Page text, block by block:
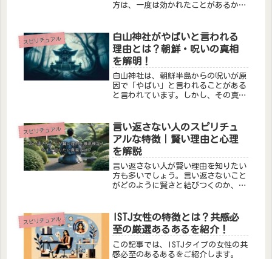
方は、一度は効かれたことがあるかも
きます。「歩く神様」「会うだけで幸
せになれる」とされていて、かなりの
人...
スピリチュアル
白山神社がやばいと言われる
理由とは？朝鮮・呪いの真相
を解明！
白山神社は、朝鮮半島からの呪いが原
因で「やばい」と言われることがある
と言われています。しかし、その真相
を徹底的に解明し、その背後にある真
実に迫ります。また、朝鮮半島との関
連...
スピリチュアル
言い返さない人のスピリチュ
アルな特徴｜賢い理由と心理
を解説
言い返さない人が賢い理由を知りたい
方も多いでしょう。言い返さないこと
がどのように賢さと結びつくのか、具
スピリチュアル
ISTJ女性の特徴とは？共感必
至の厳選あるあるを紹介！
この記事では、ISTJタイプの女性の共
感必至のあるあるをご紹介します。